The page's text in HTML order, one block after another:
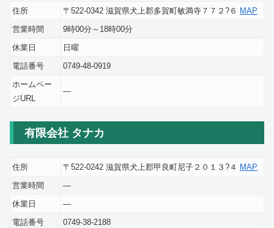
住所 〒522-0342 滋賀県犬上郡多賀町敏満寺７７２?６ MAP
営業時間
9時00分～18時00分
休業日
日曜
電話番号
0749-48-0919
ホームペー
ジURL
―
有限会社 タナカ
住所 〒522-0242 滋賀県犬上郡甲良町尼子２０１３?４ MAP
営業時間
―
休業日
―
電話番号
0749-38-2188